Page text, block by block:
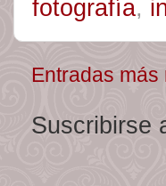
fotografía,
Entradas más
Suscribirse